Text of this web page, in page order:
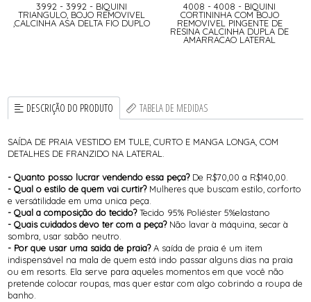
3992 - 3992 - BIQUINI
TRIANGULO, BOJO REMOVIVEL
,CALCINHA ASA DELTA FIO DUPLO
4008 - 4008 - BIQUINI
CORTININHA COM BOJO
REMOVIVEL PINGENTE DE
RESINA CALCINHA DUPLA DE
AMARRACAO LATERAL
DESCRIÇÃO DO PRODUTO TABELA DE MEDIDAS
SAÍDA DE PRAIA VESTIDO EM TULE, CURTO E MANGA LONGA, COM
DETALHES DE FRANZIDO NA LATERAL.
- Quanto posso lucrar vendendo essa peça? De R$70,00 a R$140,00.
- Qual o estilo de quem vai curtir? Mulheres que buscam estilo, corforto
e versátilidade em uma unica peça.
- Qual a composição do tecido?Tecido 95% Poliéster 5%elastano
- Quais cuidados devo ter com a peça? Não lavar à máquina, secar à
sombra, usar sabão neutro.
- Por que usar uma saida de praia?A saída de praia é um item
indispensável na mala de quem está indo passar alguns dias na praia
ou em resorts. Ela serve para aqueles momentos em que você não
pretende colocar roupas, mas quer estar com algo cobrindo a roupa de
banho.